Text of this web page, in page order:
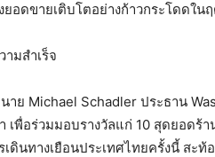
อดขายเติบโตอย่างก้าวกระโดดใน
มสำเร็จ
ย Michael Schadler ประธาน
เพื่อร่วมมอบรางวัลแก่ 10 สุดยอดร้
ดินทางเยือนประเทศไทยครั้งนี้ สะ